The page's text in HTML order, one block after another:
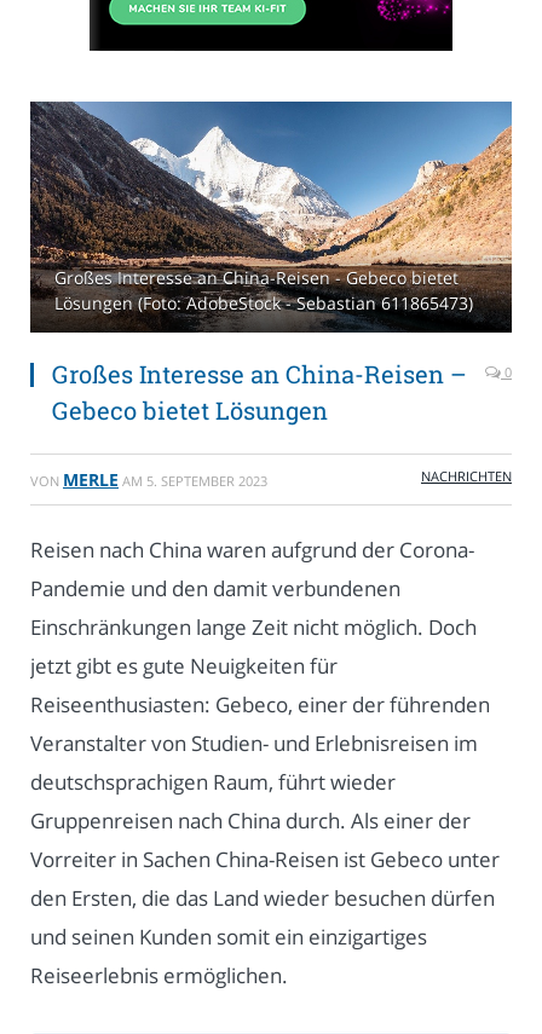
Großes Interesse an China-Reisen - Gebeco bietet
Lösungen (Foto: AdobeStock - Sebastian 611865473)
Großes Interesse an China-Reisen –
Gebeco bietet Lösungen
0
VON MERLE AM 5. SEPTEMBER 2023 NACHRICHTEN
Reisen nach China waren aufgrund der Corona-
Pandemie und den damit verbundenen
Einschränkungen lange Zeit nicht möglich. Doch
jetzt gibt es gute Neuigkeiten für
Reiseenthusiasten: Gebeco, einer der führenden
Veranstalter von Studien- und Erlebnisreisen im
deutschsprachigen Raum, führt wieder
Gruppenreisen nach China durch. Als einer der
Vorreiter in Sachen China-Reisen ist Gebeco unter
den Ersten, die das Land wieder besuchen dürfen
und seinen Kunden somit ein einzigartiges
Reiseerlebnis ermöglichen.